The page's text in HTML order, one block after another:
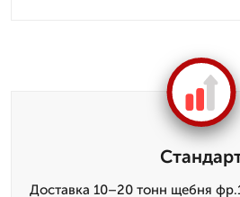
Доставка 10–20 тонн щебня